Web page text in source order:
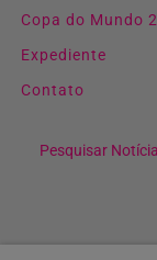
Copa do Mundo
Expediente
Contato
Pesquisar Notícia